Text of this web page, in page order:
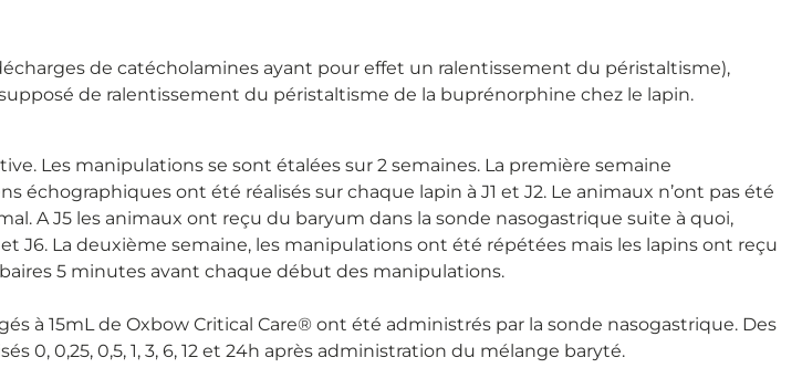
de catécholamines ayant pour effet un ralentissement du péristaltisme),
de ralentissement du péristaltisme de la buprénorphine chez le lapin.
Les manipulations se sont étalées sur 2 semaines. La première semaine
ont été réalisés sur chaque lapin à J1 et J2. Le animaux n’ont pas été
A J5 les animaux ont reçu du baryum dans la sonde nasogastrique suite à quoi,
J6. La deuxième semaine, les manipulations ont été répétées mais les lapins ont reçu
5 minutes avant chaque début des manipulations.
à 15mL de Oxbow Critical Care® ont été administrés par la sonde nasogastrique. Des
0,25, 0,5, 1, 3, 6, 12 et 24h après administration du mélange baryté.